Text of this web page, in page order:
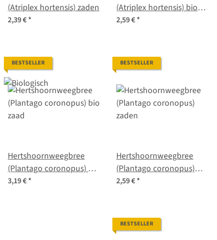
(Atriplex hortensis) zaden
2,39 €*
(Atriplex hortensis) bio
zaad
2,59 €*
BESTSELLER
Hertshoornweegbree
(Plantago coronopus) bio
zaad
3,19 €*
BESTSELLER
Hertshoornweegbree
(Plantago coronopus)
zaden
2,59 €*
BESTSELLER